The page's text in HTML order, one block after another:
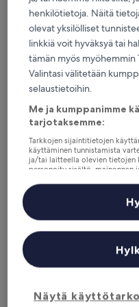
Tänä viikonloppuna
7.8. - 9.8.
Furnes: Missä
Ominaisuudet valitaan
yön kohteessa Furnes
hotellit tarjoavat jatkuvasti
kokemusta. Viimeksi
Vähemmän
Askvoll Fjordhotell
henkilötietoja. Näitä
olevat yksilölliset
linkkiä voit hyväksyä tai
tämän myös
Valintasi välitetään
selaustietoihin.
Me ja kumppanimme
tarjotaksemme:
Tarkkojen sijaintitietojen
käyttäminen tunnistamista
ja/tai laitteella olevien tietojen
personoitu sisältö, mainonnan
Kumppanien (toimittajien)
Näytä